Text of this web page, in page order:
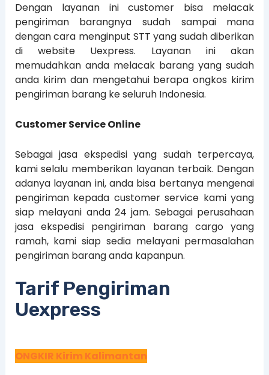
Dengan layanan ini customer bisa melacak
pengiriman barangnya sudah sampai mana
dengan cara menginput STT yang sudah diberikan
di website Uexpress. Layanan ini akan
memudahkan anda melacak barang yang sudah
anda kirim dan mengetahui berapa ongkos kirim
pengiriman barang ke seluruh Indonesia.
Customer Service Online
Sebagai jasa ekspedisi yang sudah terpercaya,
kami selalu memberikan layanan terbaik. Dengan
adanya layanan ini, anda bisa bertanya mengenai
pengiriman kepada customer service kami yang
siap melayani anda 24 jam. Sebagai perusahaan
jasa ekspedisi pengiriman barang cargo yang
ramah, kami siap sedia melayani permasalahan
pengiriman barang anda kapanpun.
Tarif Pengiriman
Uexpress
ONGKIR Kirim Kalimantan